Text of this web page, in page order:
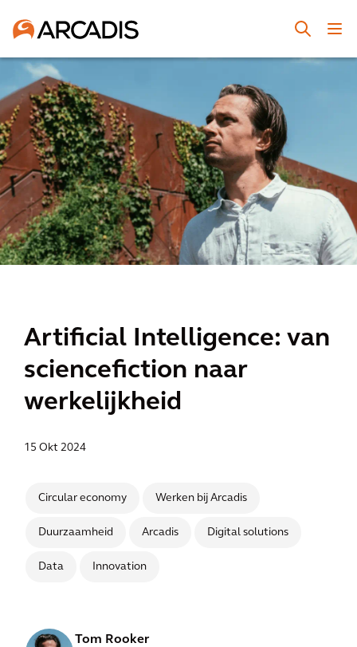
Artificial Intelligence: van
sciencefiction naar
werkelijkheid
15 Okt 2024
Circular economy Werken bij Arcadis
Duurzaamheid Arcadis Digital solutions
Data Innovation
Tom Rooker